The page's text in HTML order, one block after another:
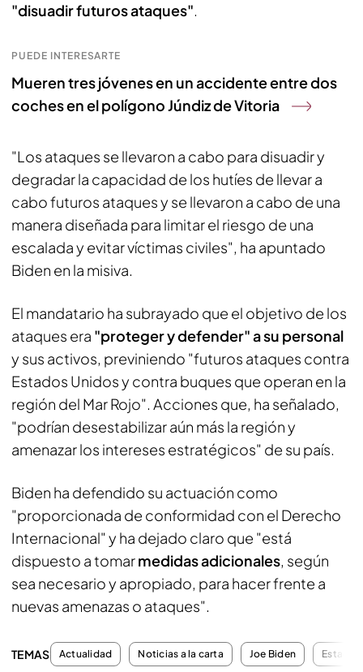
"disuadir futuros ataques".
PUEDE INTERESARTE
Mueren tres jóvenes en un accidente entre dos
coches en el polígono Júndiz de Vitoria
"Los ataques se llevaron a cabo para disuadir y
degradar la capacidad de los hutíes de llevar a
cabo futuros ataques y se llevaron a cabo de una
manera diseñada para limitar el riesgo de una
escalada y evitar víctimas civiles", ha apuntado
Biden en la misiva.
El mandatario ha subrayado que el objetivo de los
ataques era "proteger y defender" a su personal
y sus activos, previniendo "futuros ataques contra
Estados Unidos y contra buques que operan en la
región del Mar Rojo". Acciones que, ha señalado,
"podrían desestabilizar aún más la región y
amenazar los intereses estratégicos" de su país.
Biden ha defendido su actuación como
"proporcionada de conformidad con el Derecho
Internacional" y ha dejado claro que "está
dispuesto a tomarmedidas adicionales, según
sea necesario y apropiado, para hacer frente a
nuevas amenazas o ataques".
TEMAS Actualidad Noticias a la carta Joe Biden